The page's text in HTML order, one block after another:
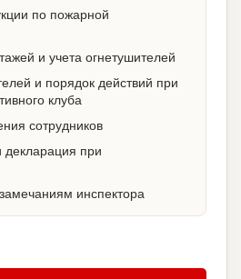
по пожарной
и учета огнетушителей
и порядок действий при
клуба
сотрудников
декларация при
инспектора